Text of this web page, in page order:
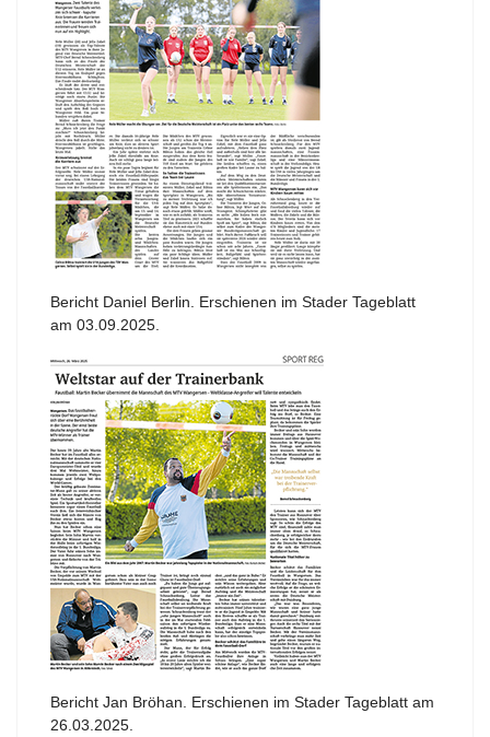
Bericht Daniel Berlin. Erschienen im Stader Tageblatt
am 03.09.2025.
Bericht Jan Bröhan. Erschienen im Stader Tageblatt am
26.03.2025.